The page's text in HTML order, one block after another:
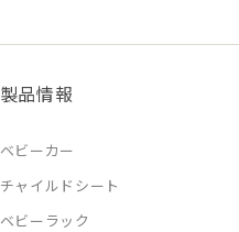
製品情報
ベビーカー
チャイルドシート
ベビーラック